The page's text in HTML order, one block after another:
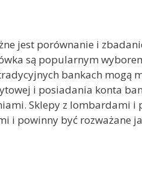
jest porównanie i
są popularnym
bankach mogą
i posiadania konta
Sklepy z lombardami i
i powinny być rozważane